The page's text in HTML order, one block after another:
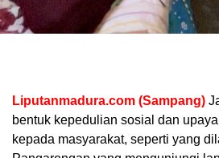
Liputanmadura.com (Sampang)
bentuk kepedulian sosial dan
kepada masyarakat, seperti yang